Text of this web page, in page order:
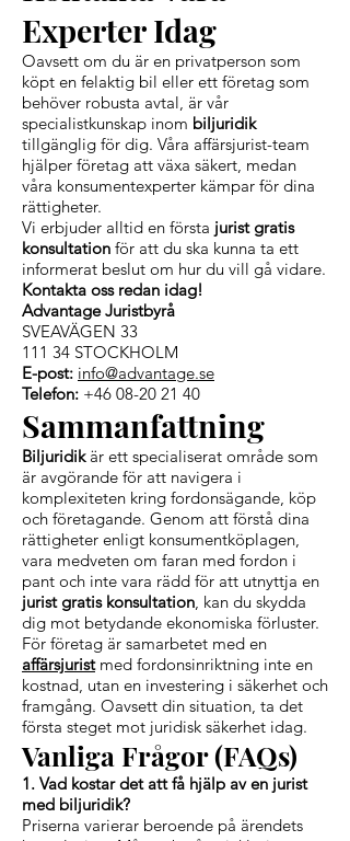
Experter Idag
Oavsett om du är en privatperson som
köpt en felaktig bil eller ett företag som
behöver robusta avtal, är vår
specialistkunskap inom biljuridik
tillgänglig för dig. Våra affärsjurist-team
hjälper företag att växa säkert, medan
våra konsumentexperter kämpar för dina
rättigheter.
Vi erbjuder alltid en första jurist gratis
konsultation för att du ska kunna ta ett
informerat beslut om hur du vill gå vidare.
Kontakta oss redan idag!
Advantage Juristbyrå
SVEAVÄGEN 33
111 34 STOCKHOLM
E-post: info@advantage.se
Telefon: +46 08-20 21 40
Sammanfattning
Biljuridikär ett specialiserat område som
är avgörande för att navigera i
komplexiteten kring fordonsägande, köp
och företagande. Genom att förstå dina
rättigheter enligt konsumentköplagen,
vara medveten om faran med fordon i
pant och inte vara rädd för att utnyttja en
jurist gratis konsultation , kan du skydda
dig mot betydande ekonomiska förluster.
För företag är samarbetet med en
affärsjuristmed fordonsinriktning inte en
kostnad, utan en investering i säkerhet och
framgång. Oavsett din situation, ta det
första steget mot juridisk säkerhet idag.
Vanliga Frågor (FAQs)
1. Vad kostar det att få hjälp av en jurist
med biljuridik?
Priserna varierar beroende på ärendets